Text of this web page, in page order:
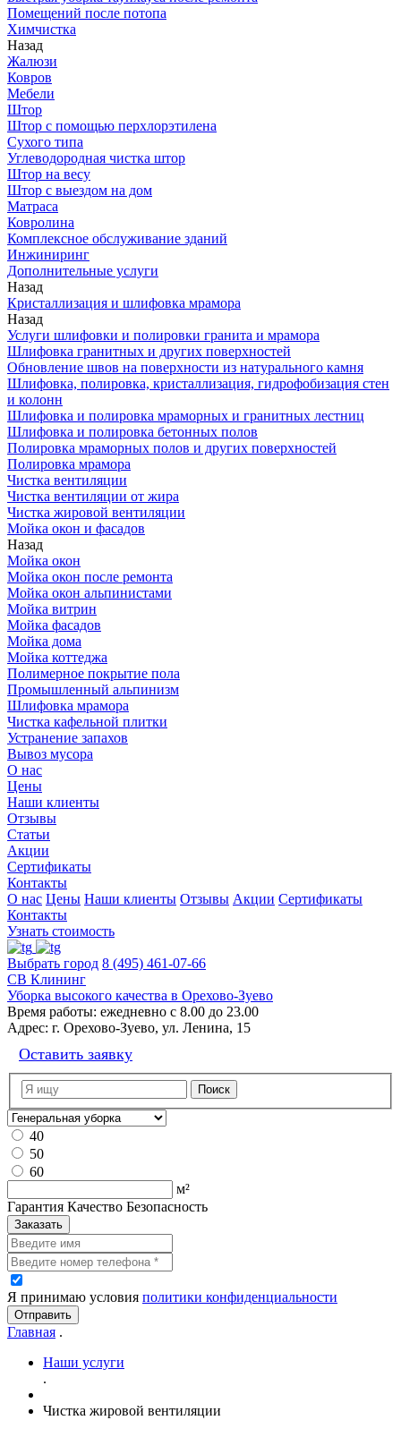
Помещений после потопа
Химчистка
Назад
Жалюзи
Ковров
Мебели
Штор
Штор с помощью перхлорэтилена
Сухого типа
Углеводородная чистка штор
Штор на весу
Штор с выездом на дом
Матраса
Ковролина
Комплексное обслуживание зданий
Инжиниринг
Дополнительные услуги
Назад
Кристаллизация и шлифовка мрамора
Назад
Услуги шлифовки и полировки гранита и мрамора
Шлифовка гранитных и других поверхностей
Обновление швов на поверхности из натурального камня
Шлифовка, полировка, кристаллизация, гидрофобизация стен
и колонн
Шлифовка и полировка мраморных и гранитных лестниц
Шлифовка и полировка бетонных полов
Полировка мраморных полов и других поверхностей
Полировка мрамора
Чистка вентиляции
Чистка вентиляции от жира
Чистка жировой вентиляции
Мойка окон и фасадов
Назад
Мойка окон
Мойка окон после ремонта
Мойка окон альпинистами
Мойка витрин
Мойка фасадов
Мойка дома
Мойка коттеджа
Полимерное покрытие пола
Промышленный альпинизм
Шлифовка мрамора
Чистка кафельной плитки
Устранение запахов
Вывоз мусора
О нас
Цены
Наши клиенты
Отзывы
Статьи
Акции
Сертификаты
Контакты
О нас Цены Наши клиенты Отзывы Акции Сертификаты
Контакты
Узнать стоимость
Выбрать город 8 (495) 461-07-66
СВ Клининг
Уборка высокого качества в Орехово-Зуево
Время работы: ежедневно с 8.00 до 23.00
Адрес: г. Орехово-Зуево, ул. Ленина, 15
Оставить заявку
40
50
60
м²
Гарантия Качество Безопасность
Заказать
Я принимаю условия политики конфиденциальности
Отправить
Главная .
Наши услуги
.
Чистка жировой вентиляции